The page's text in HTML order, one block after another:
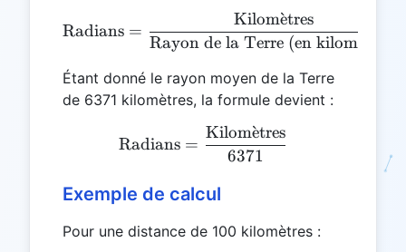
\text{Radians} =
Radians =
Rayon de la Terre (en kilomˋ
Kilome
ˋtres
Étant donné le rayon moyen de la Terre
de 6371 kilomètres, la formule devient :
\text{Radians} =
Radians =
6371
Kilome
ˋtres
Exemple de calcul
Pour une distance de 100 kilomètres :